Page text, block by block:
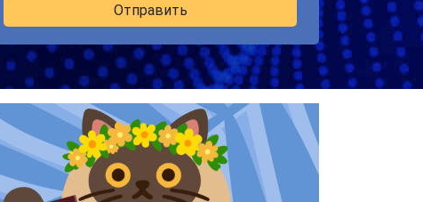
Отправить